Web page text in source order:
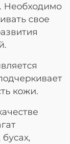
Необходимо
свое
кожи.